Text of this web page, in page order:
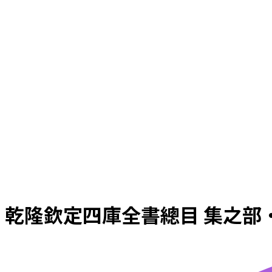
乾隆欽定四庫全書總目 集之部